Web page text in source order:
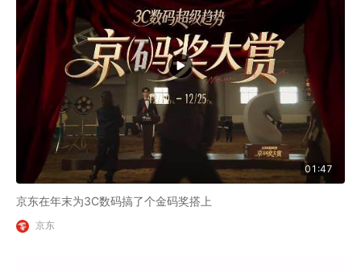
01:47
京东在年末为3C数码搞了个金码奖搭上
京东